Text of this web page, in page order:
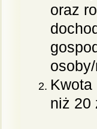
oraz
Kwota
niż 20